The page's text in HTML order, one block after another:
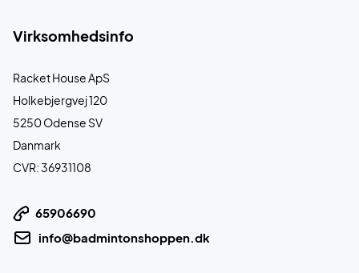
Virksomhedsinfo
Racket House ApS
Holkebjergvej 120
5250 Odense SV
Danmark
CVR: 36931108
65906690
info@badmintonshoppen.dk